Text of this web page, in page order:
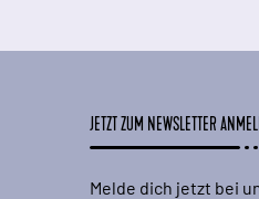
JETZT ZUM NEWSLETTER
Melde dich jetzt bei